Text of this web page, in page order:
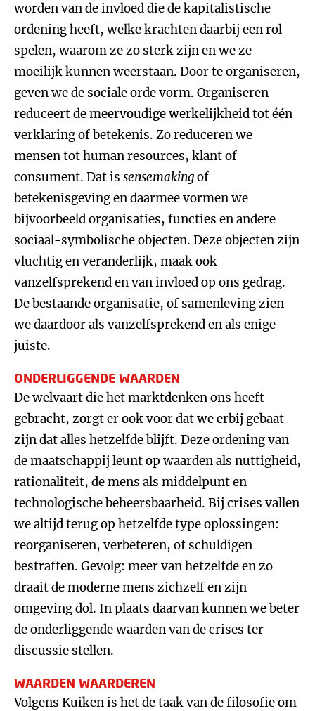
worden van de invloed die de kapitalistische
ordening heeft, welke krachten daarbij een rol
spelen, waarom ze zo sterk zijn en we ze
moeilijk kunnen weerstaan. Door te organiseren,
geven we de sociale orde vorm. Organiseren
reduceert de meervoudige werkelijkheid tot één
verklaring of betekenis. Zo reduceren we
mensen tot human resources, klant of
consument. Dat is sensemakingof
betekenisgeving en daarmee vormen we
bijvoorbeeld organisaties, functies en andere
sociaal-symbolische objecten. Deze objecten zijn
vluchtig en veranderlijk, maak ook
vanzelfsprekend en van invloed op ons gedrag.
De bestaande organisatie, of samenleving zien
we daardoor als vanzelfsprekend en als enige
juiste.
ONDERLIGGENDE WAARDEN
De welvaart die het marktdenken ons heeft
gebracht, zorgt er ook voor dat we erbij gebaat
zijn dat alles hetzelfde blijft. Deze ordening van
de maatschappij leunt op waarden als nuttigheid,
rationaliteit, de mens als middelpunt en
technologische beheersbaarheid. Bij crises vallen
we altijd terug op hetzelfde type oplossingen:
reorganiseren, verbeteren, of schuldigen
bestraffen. Gevolg: meer van hetzelfde en zo
draait de moderne mens zichzelf en zijn
omgeving dol. In plaats daarvan kunnen we beter
de onderliggende waarden van de crises ter
discussie stellen.
WAARDEN WAARDEREN
Volgens Kuiken is het de taak van de filosofie om